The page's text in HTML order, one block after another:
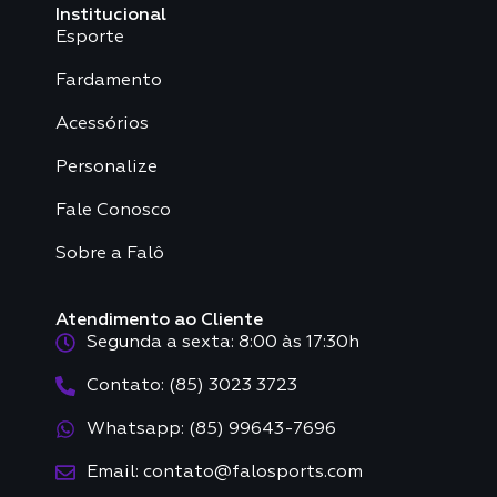
Institucional
Esporte
Fardamento
Acessórios
Personalize
Fale Conosco
Sobre a Falô
Atendimento ao Cliente
Segunda a sexta: 8:00 às 17:30h
Contato: (85) 3023 3723
Whatsapp: (85) 99643-7696
Email: contato@falosports.com